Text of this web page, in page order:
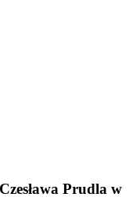
Prudla w